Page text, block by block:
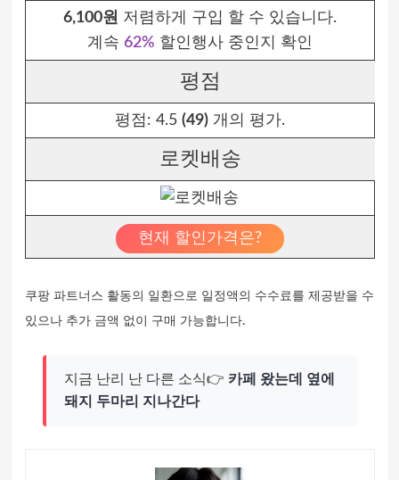
6,100원 저렴하게 구입 할 수 있습니다.
계속 62% 할인행사 중인지 확인
평점
평점: 4.5 (49)개의 평가.
로켓배송
현재 할인가격은?
쿠팡 파트너스 활동의 일환으로 일정액의 수수료를 제공받을 수
있으나 추가 금액 없이 구매 가능합니다.
지금 난리 난 다른 소식👉 카페 왔는데 옆에
돼지 두마리 지나간다